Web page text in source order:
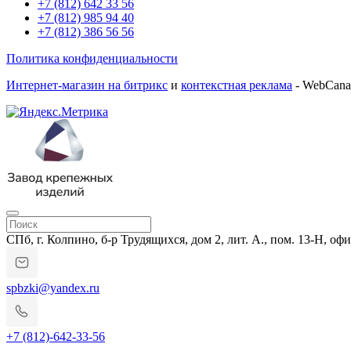
+7 (812) 642 33 56
+7 (812) 985 94 40
+7 (812) 386 56 56
Политика конфиденциальности
Интернет-магазин на битрикс и контекстная реклама -
СПб, г. Колпино, б-р Трудящихся, дом 2, лит. А., пом. 13-Н,
spbzki@yandex.ru
+7 (812)-642-33-56